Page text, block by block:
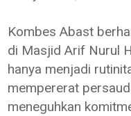
Kombes Abast
di Masjid Arif Nurul
hanya menjadi
mempererat
meneguhkan